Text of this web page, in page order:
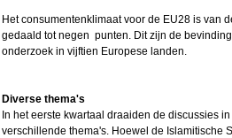
Het consumentenklimaat voor de EU28 is van
gedaald tot negen punten. Dit zijn de
onderzoek in vijftien Europese landen.
Diverse thema's
In het eerste kwartaal draaiden de discussies
verschillende thema's. Hoewel de Islamitische